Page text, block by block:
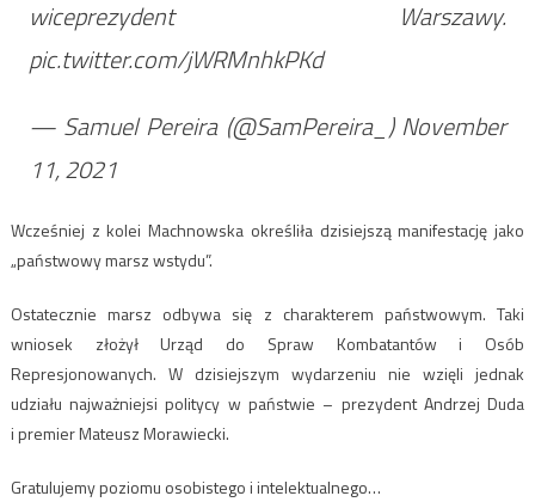
wiceprezydent Warszawy.
pic.twitter.com/jWRMnhkPKd
— Samuel Pereira (@SamPereira_) November
11, 2021
Wcześniej z kolei Machnowska określiła dzisiejszą manifestację jako
„państwowy marsz wstydu”.
Ostatecznie marsz odbywa się z charakterem państwowym. Taki
wniosek złożył Urząd do Spraw Kombatantów i Osób
Represjonowanych. W dzisiejszym wydarzeniu nie wzięli jednak
udziału najważniejsi politycy w państwie – prezydent Andrzej Duda
i premier Mateusz Morawiecki.
Gratulujemy poziomu osobistego i intelektualnego…